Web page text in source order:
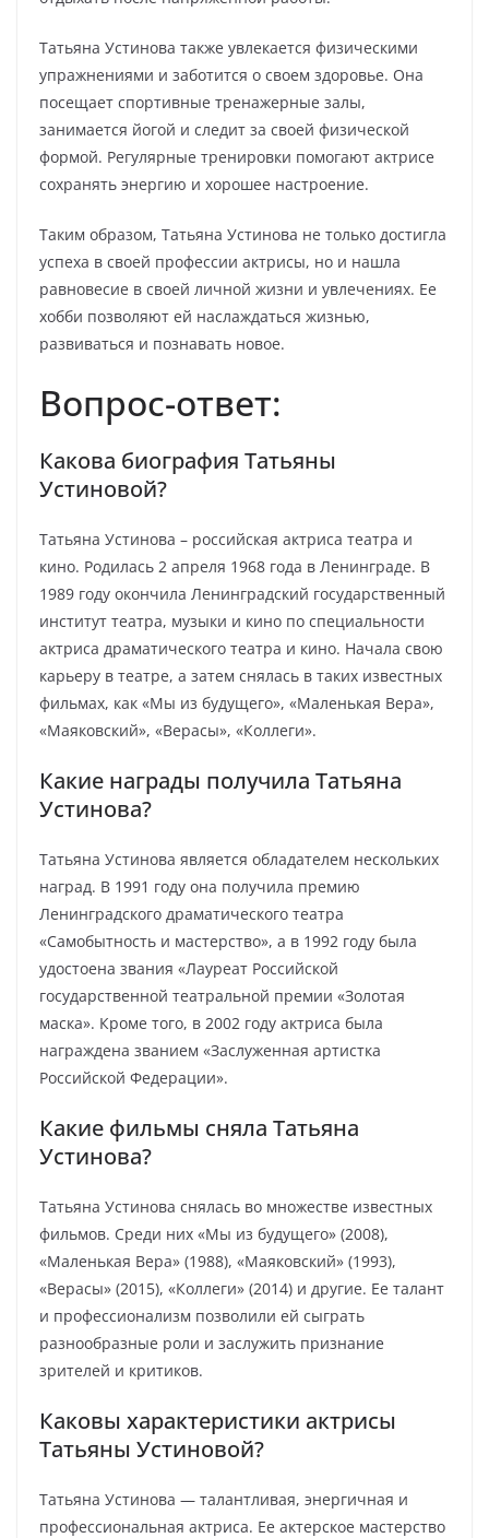
Татьяна Устинова также увлекается физическими
упражнениями и заботится о своем здоровье. Она
посещает спортивные тренажерные залы,
занимается йогой и следит за своей физической
формой. Регулярные тренировки помогают актрисе
сохранять энергию и хорошее настроение.
Таким образом, Татьяна Устинова не только достигла
успеха в своей профессии актрисы, но и нашла
равновесие в своей личной жизни и увлечениях. Ее
хобби позволяют ей наслаждаться жизнью,
развиваться и познавать новое.
Вопрос-ответ:
Какова биография Татьяны
Устиновой?
Татьяна Устинова – российская актриса театра и
кино. Родилась 2 апреля 1968 года в Ленинграде. В
1989 году окончила Ленинградский государственный
институт театра, музыки и кино по специальности
актриса драматического театра и кино. Начала свою
карьеру в театре, а затем снялась в таких известных
фильмах, как «Мы из будущего», «Маленькая Вера»,
«Маяковский», «Верасы», «Коллеги».
Какие награды получила Татьяна
Устинова?
Татьяна Устинова является обладателем нескольких
наград. В 1991 году она получила премию
Ленинградского драматического театра
«Самобытность и мастерство», а в 1992 году была
удостоена звания «Лауреат Российской
государственной театральной премии «Золотая
маска». Кроме того, в 2002 году актриса была
награждена званием «Заслуженная артистка
Российской Федерации».
Какие фильмы сняла Татьяна
Устинова?
Татьяна Устинова снялась во множестве известных
фильмов. Среди них «Мы из будущего» (2008),
«Маленькая Вера» (1988), «Маяковский» (1993),
«Верасы» (2015), «Коллеги» (2014) и другие. Ее талант
и профессионализм позволили ей сыграть
разнообразные роли и заслужить признание
зрителей и критиков.
Каковы характеристики актрисы
Татьяны Устиновой?
Татьяна Устинова — талантливая, энергичная и
профессиональная актриса. Ее актерское мастерство